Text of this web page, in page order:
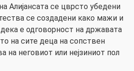
Алијансата се цврсто убедени
се создадени како мажи и
е одговорност на државата
на сите деца на сопствен
на неговиот или нејзиниот пол